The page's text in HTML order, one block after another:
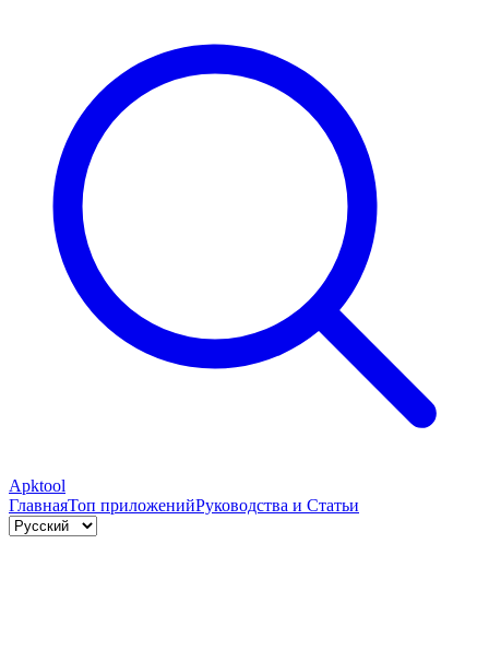
Apktool
ГлавнаяТоп приложенийРуководства и Статьи